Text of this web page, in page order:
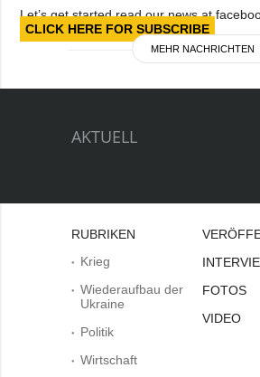
Let’s get started read our news at
CLICK HERE FOR SUBSCRIBE
MEHR NACHRICHTEN
AKTUELL
RUBRIKEN
Krieg
Wiederaufbau der
Ukraine
Politik
Wirtschaft
FOTOS
VIDEO